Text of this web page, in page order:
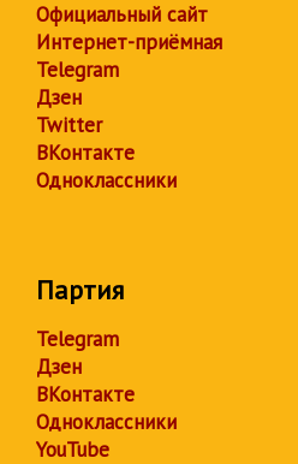
Официальный сайт
Интернет-приёмная
Telegram
Дзен
Twitter
ВКонтакте
Одноклассники
Партия
Telegram
Дзен
ВКонтакте
Одноклассники
YouTube